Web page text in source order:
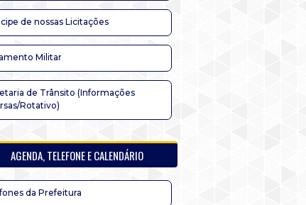
de nossas Licitações
Militar
de Trânsito (Informações
Rotativo)
AGENDA, TELEFONE E CALENDÁRIO
da Prefeitura